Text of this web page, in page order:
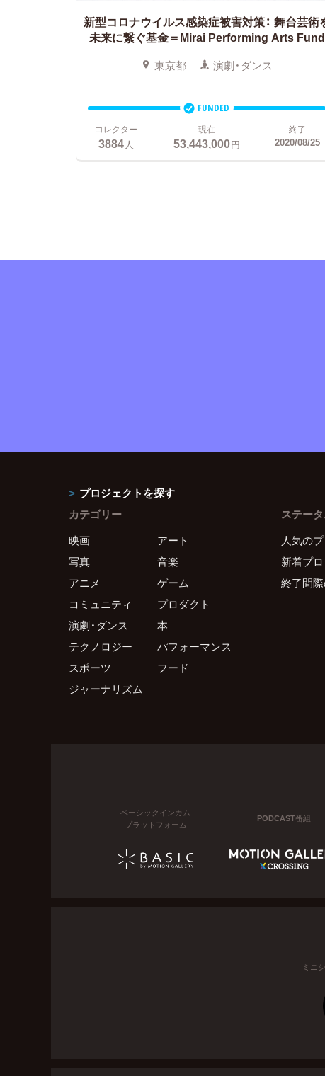
新型コロナウイルス感染症被害対策： 舞台芸術
未来に繋ぐ基金＝Mirai Performing Arts Fund
東京都 演劇・ダンス
FUNDED
コレクター
3884人
現在
53,443,000円
終了
2020/08/25
プロジェクトを探す
カテゴリー
映画
アート
写真
音楽
アニメ
ゲーム
コミュニティ
プロダクト
演劇・ダンス
本
テクノロジー
パフォーマンス
スポーツ
フード
ジャーナリズム
ステー
人気の
新着プ
終了間
ベーシックインカム
プラットフォーム
PODCAST番組
ミニ